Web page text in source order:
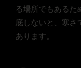
る場所でもあるた
底しないと、寒さ
あります。